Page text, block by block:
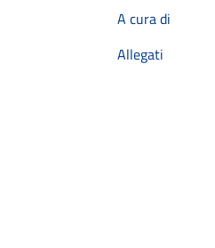
A cura di
Allegati